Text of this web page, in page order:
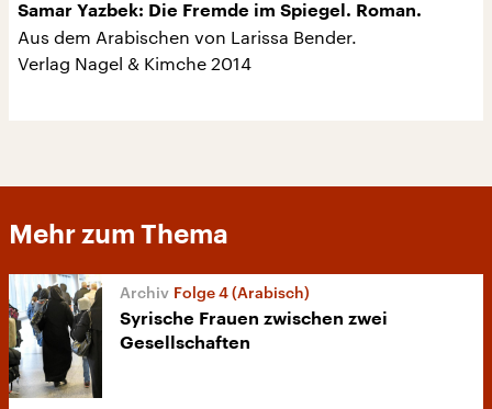
Samar Yazbek: Die Fremde im Spiegel. Roman.
Aus dem Arabischen von Larissa Bender.
Verlag Nagel & Kimche 2014
Mehr zum Thema
Folge 4 (Arabisch)
Syrische Frauen zwischen zwei
Gesellschaften